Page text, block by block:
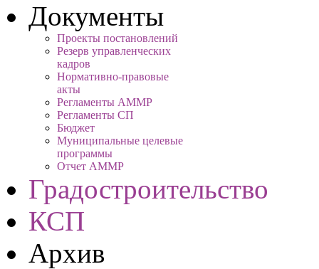
Документы
Проекты постановлений
Резерв управленческих
кадров
Нормативно-правовые
акты
Регламенты АММР
Регламенты СП
Бюджет
Муниципальные целевые
программы
Отчет АММР
Градостроительство
КСП
Архив